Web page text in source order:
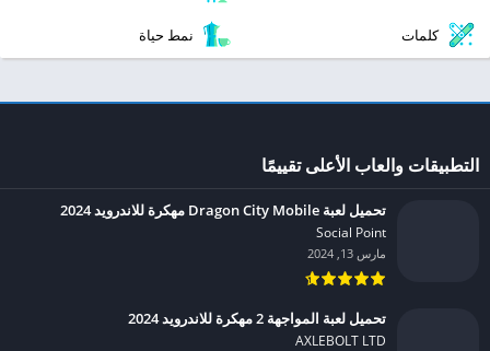
كلمات نمط حياة
التطبيقات والعاب الأعلى تقييمًا
تحميل لعبة Dragon City Mobile مهكرة للاندرويد 2024
Social Point‏
مارس 13, 2024
تحميل لعبة المواجهة 2 مهكرة للاندرويد 2024
AXLEBOLT LTD‏